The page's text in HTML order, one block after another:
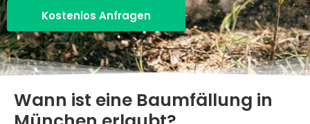
Kostenlos Anfragen
Wann ist eine Baumfällung in